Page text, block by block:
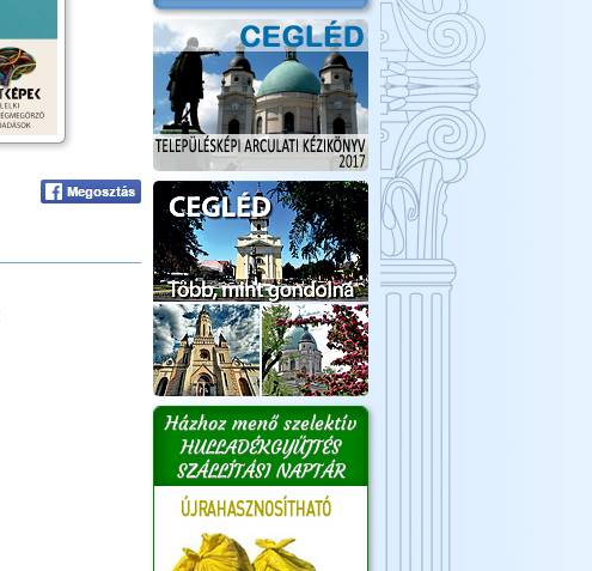
Házhoz menő szelektív
HULLADÉKGYŰJTÉS
SZÁLLÍTÁSI NAPTÁR